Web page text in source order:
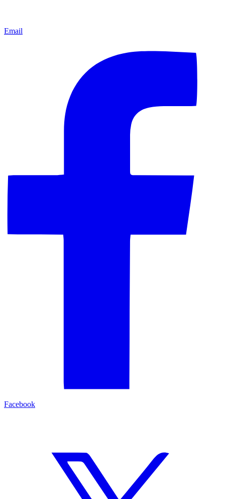
Email
Facebook